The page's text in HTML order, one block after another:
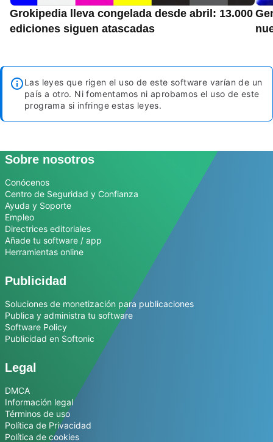
Grokipedia lleva congelada desde abril: 13.000
ediciones siguen atascadas
Las leyes que rigen el uso de este software varían de un
país a otro. Ni fomentamos ni aprobamos el uso de este
programa si infringe estas leyes.
Sobre nosotros
Conócenos
Centro de Seguridad y Confianza
Ayuda y Soporte
Empleo
Directrices editoriales
Añade tu software / app
Herramientas online
Publicidad
Soluciones de monetización para publicaciones
Publica y administra tu software
Software Policy
Publicidad en Softonic
Legal
DMCA
Información legal
Términos de uso
Política de Privacidad
Política de cookies